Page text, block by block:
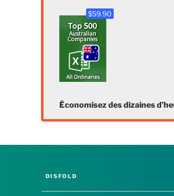
$59.90
Économisez des dizaines
DISFOLD